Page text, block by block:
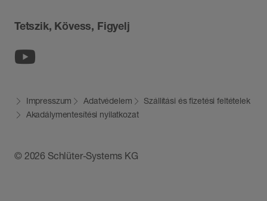
Tetszik, Kövess, Figyelj
© 2026 Schlüter-Systems KG
Impresszum Adatvédelem
Szállítási és fizetési feltételek
Akadálymentesítési nyilatkozat